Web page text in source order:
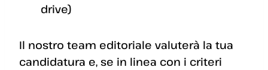
drive)
Il nostro team editoriale valuterà la tua
candidatura e, se in linea con i criteri